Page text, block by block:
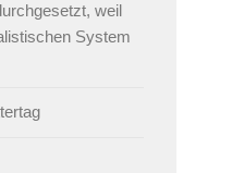
weil
System